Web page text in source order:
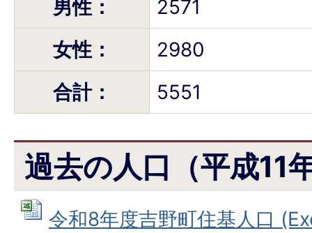
男性：
2571
女性：
2980
合計：
5551
過去の人口（平成11
令和8年度吉野町住基人口